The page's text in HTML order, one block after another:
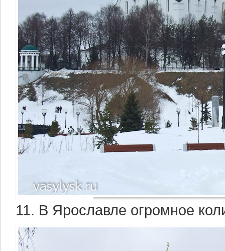
11. В Ярославле огромное